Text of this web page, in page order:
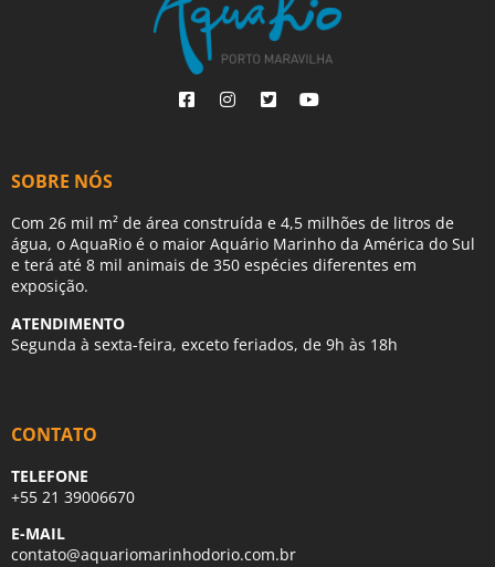
SOBRE NÓS
Com 26 mil m² de área construída e 4,5 milhões de litros de
água, o AquaRio é o maior Aquário Marinho da América do Sul
e terá até 8 mil animais de 350 espécies diferentes em
exposição.
ATENDIMENTO
Segunda à sexta-feira, exceto feriados, de 9h às 18h
CONTATO
TELEFONE
+55 21 39006670
E-MAIL
contato@aquariomarinhodorio.com.br